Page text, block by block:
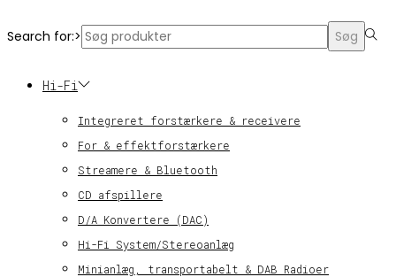
Search for:> Søg
Hi-Fi
Integreret forstærkere & receivere
For & effektforstærkere
Streamere & Bluetooth
CD afspillere
D/A Konvertere (DAC)
Hi-Fi System/Stereoanlæg
Minianlæg, transportabelt & DAB Radioer